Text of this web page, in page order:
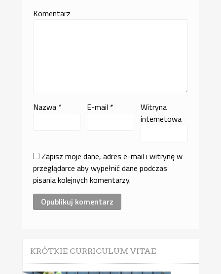
Komentarz
Nazwa * E-mail *
Witryna
internetowa
Zapisz moje dane, adres e-mail i witrynę w
przeglądarce aby wypełnić dane podczas
pisania kolejnych komentarzy.
KRÓTKIE CURRICULUM VITAE